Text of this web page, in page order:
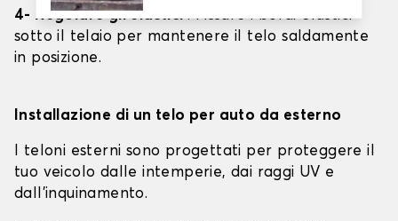
4- Regolare gli elastici: Fissare i bordi elastici
sotto il telaio per mantenere il telo saldamente
in posizione.
Installazione di un telo per auto da esterno
I teloni esterni sono progettati per proteggere il
tuo veicolo dalle intemperie, dai raggi UV e
dall'inquinamento.